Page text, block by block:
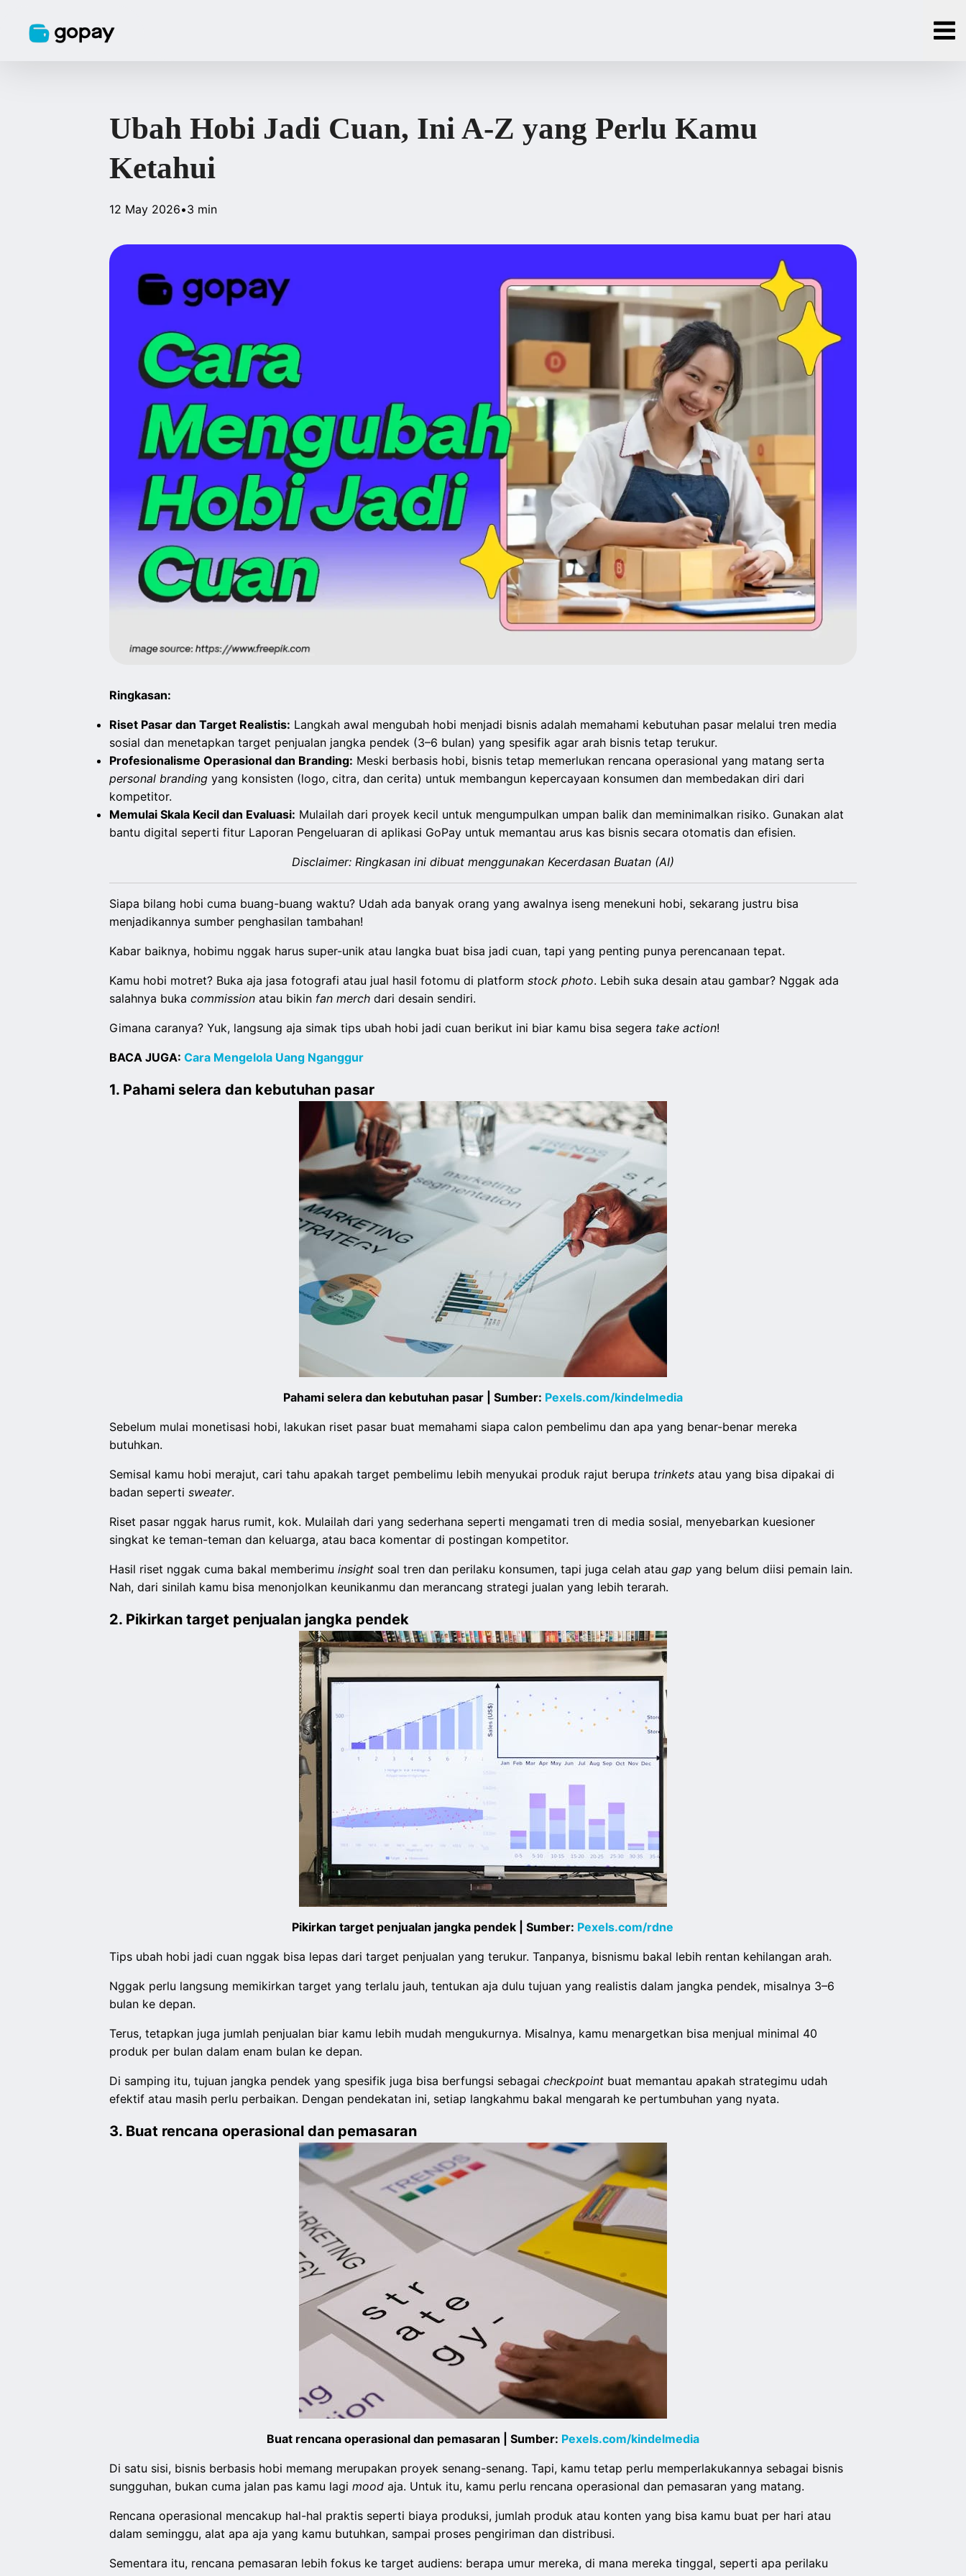
Ubah Hobi Jadi Cuan, Ini A-Z yang Perlu Kamu
Ketahui
12 May 2026•3 min
Ringkasan:
Riset Pasar dan Target Realistis: Langkah awal mengubah hobi menjadi bisnis adalah memahami kebutuhan pasar melalui tren media
sosial dan menetapkan target penjualan jangka pendek (3–6 bulan) yang spesifik agar arah bisnis tetap terukur.
Profesionalisme Operasional dan Branding: Meski berbasis hobi, bisnis tetap memerlukan rencana operasional yang matang serta
personal brandingyang konsisten (logo, citra, dan cerita) untuk membangun kepercayaan konsumen dan membedakan diri dari
kompetitor.
Memulai Skala Kecil dan Evaluasi: Mulailah dari proyek kecil untuk mengumpulkan umpan balik dan meminimalkan risiko. Gunakan alat
bantu digital seperti fitur Laporan Pengeluaran di aplikasi GoPay untuk memantau arus kas bisnis secara otomatis dan efisien.
Disclaimer: Ringkasan ini dibuat menggunakan Kecerdasan Buatan (AI)
Siapa bilang hobi cuma buang-buang waktu? Udah ada banyak orang yang awalnya iseng menekuni hobi, sekarang justru bisa
menjadikannya sumber penghasilan tambahan!
Kabar baiknya, hobimu nggak harus super-unik atau langka buat bisa jadi cuan, tapi yang penting punya perencanaan tepat.
Kamu hobi motret? Buka aja jasa fotografi atau jual hasil fotomu di platform stock photo. Lebih suka desain atau gambar? Nggak ada
salahnya buka commission atau bikin fan merch dari desain sendiri.
Gimana caranya? Yuk, langsung aja simak tips ubah hobi jadi cuan berikut ini biar kamu bisa segera take action!
BACA JUGA: Cara Mengelola Uang Nganggur
1. Pahami selera dan kebutuhan pasar
Pahami selera dan kebutuhan pasar | Sumber: Pexels.com/kindelmedia
Sebelum mulai monetisasi hobi, lakukan riset pasar buat memahami siapa calon pembelimu dan apa yang benar-benar mereka
butuhkan.
Semisal kamu hobi merajut, cari tahu apakah target pembelimu lebih menyukai produk rajut berupa trinketsatau yang bisa dipakai di
badan seperti sweater.
Riset pasar nggak harus rumit, kok. Mulailah dari yang sederhana seperti mengamati tren di media sosial, menyebarkan kuesioner
singkat ke teman-teman dan keluarga, atau baca komentar di postingan kompetitor.
Hasil riset nggak cuma bakal memberimu insight soal tren dan perilaku konsumen, tapi juga celah atau gap yang belum diisi pemain lain.
Nah, dari sinilah kamu bisa menonjolkan keunikanmu dan merancang strategi jualan yang lebih terarah.
2. Pikirkan target penjualan jangka pendek
Pikirkan target penjualan jangka pendek | Sumber: Pexels.com/rdne
Tips ubah hobi jadi cuan nggak bisa lepas dari target penjualan yang terukur. Tanpanya, bisnismu bakal lebih rentan kehilangan arah.
Nggak perlu langsung memikirkan target yang terlalu jauh, tentukan aja dulu tujuan yang realistis dalam jangka pendek, misalnya 3–6
bulan ke depan.
Terus, tetapkan juga jumlah penjualan biar kamu lebih mudah mengukurnya. Misalnya, kamu menargetkan bisa menjual minimal 40
produk per bulan dalam enam bulan ke depan.
Di samping itu, tujuan jangka pendek yang spesifik juga bisa berfungsi sebagai checkpoint buat memantau apakah strategimu udah
efektif atau masih perlu perbaikan. Dengan pendekatan ini, setiap langkahmu bakal mengarah ke pertumbuhan yang nyata.
3. Buat rencana operasional dan pemasaran
Buat rencana operasional dan pemasaran | Sumber: Pexels.com/kindelmedia
Di satu sisi, bisnis berbasis hobi memang merupakan proyek senang-senang. Tapi, kamu tetap perlu memperlakukannya sebagai bisnis
sungguhan, bukan cuma jalan pas kamu lagi mood aja. Untuk itu, kamu perlu rencana operasional dan pemasaran yang matang.
Rencana operasional mencakup hal-hal praktis seperti biaya produksi, jumlah produk atau konten yang bisa kamu buat per hari atau
dalam seminggu, alat apa aja yang kamu butuhkan, sampai proses pengiriman dan distribusi.
Sementara itu, rencana pemasaran lebih fokus ke target audiens: berapa umur mereka, di mana mereka tinggal, seperti apa perilaku